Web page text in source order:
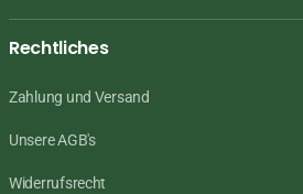
Rechtliches
Zahlung und Versand
Unsere AGB's
Widerrufsrecht